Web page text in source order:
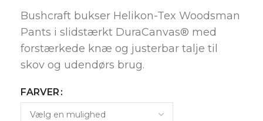
Bushcraft bukser Helikon-Tex Woodsman
Pants i slidstærkt DuraCanvas® med
forstærkede knæ og justerbar talje til
skov og udendørs brug.
FARVER